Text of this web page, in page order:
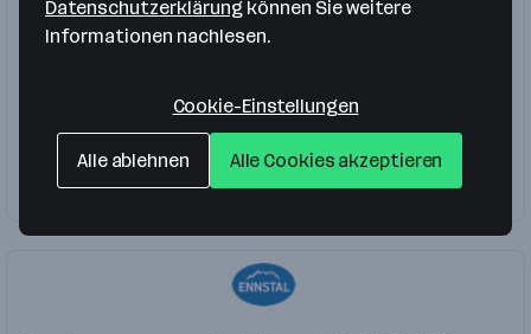
Grafin Anna Lamberg-Stiftung, Altersheim in
Gesundheitswesen, Soziales
Firma folgen
Datenschutzerklärung können Sie weitere
Informationen nachlesen.
Cookie-Einstellungen
Alle ablehnen Alle Cookies akzeptieren